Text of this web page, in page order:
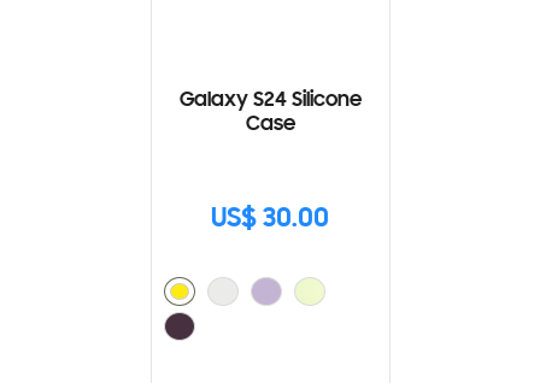
Galaxy S24 Silicone
Case
US$ 30.00